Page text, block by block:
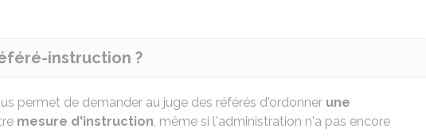
instruction ?
permet de demander au juge des référés d'ordonner une
mesure d'instruction, même si l'administration n'a pas encore